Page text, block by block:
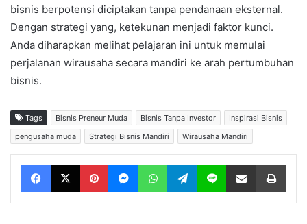
bisnis berpotensi diciptakan tanpa pendanaan eksternal.
Dengan strategi yang, ketekunan menjadi faktor kunci.
Anda diharapkan melihat pelajaran ini untuk memulai
perjalanan wirausaha secara mandiri ke arah pertumbuhan
bisnis.
Tags Bisnis Preneur Muda Bisnis Tanpa Investor
Inspirasi Bisnis
pengusaha muda
Strategi Bisnis Mandiri Wirausaha Mandiri
Facebook X Pinterest Messenger WhatsApp Telegram Line Share via Email